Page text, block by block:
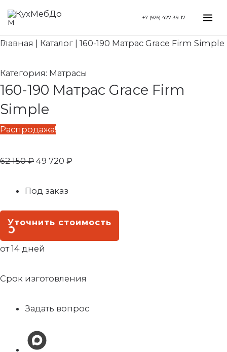
Перейти
содержимому
+7 (926) 427-39-17
Главная Каталог 160-190 Матрас Grace Firm Simple
Категория: Матрасы
160-190 Матрас Grace Firm
Simple
Распродажа!
62 150₽
Первоначальная
составляла
150 ₽.
49 720 ₽
49
Под заказ
Уточнить стоимость
от 14 дней
Срок изготовления
Задать вопрос
Search...